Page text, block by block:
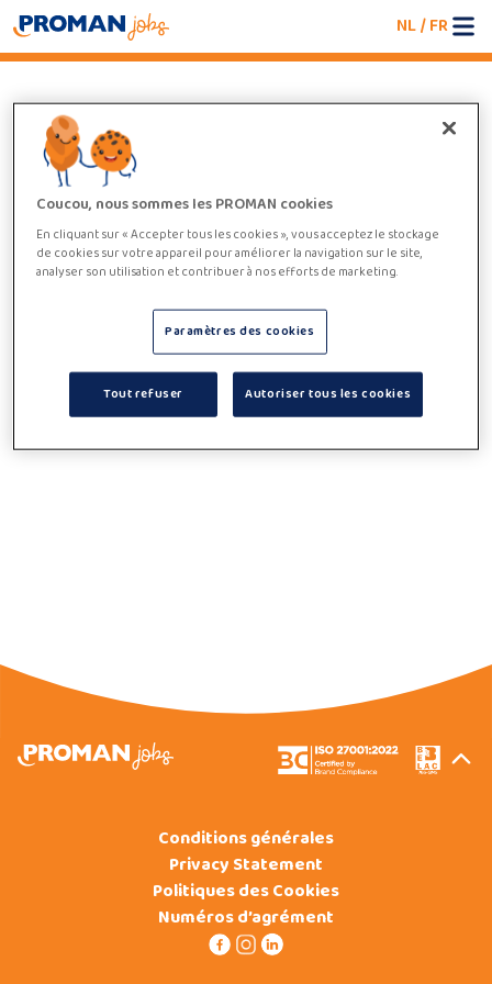
NL/FR
An error occurred
We're having trouble loading the jobboard. Please
refresh the page or try again later.
Conditions générales
Privacy Statement
Politiques des Cookies
Numéros d’agrément
Coucou, nous sommes les PROMAN cookies
En cliquant sur « Accepter tous les cookies », vous acceptez le stockage
de cookies sur votre appareil pour améliorer la navigation sur le site,
analyser son utilisation et contribuer à nos efforts de marketing.
Paramètres des cookies
Tout refuser Autoriser tous les cookies